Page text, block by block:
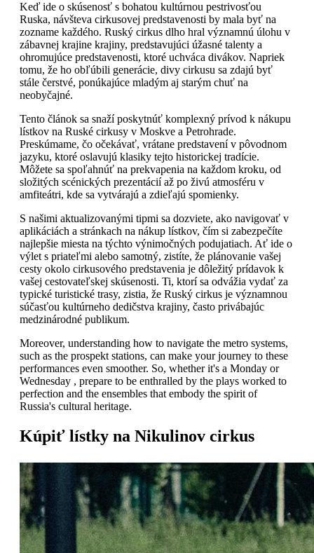
Keď ide o skúsenosť s bohatou kultúrnou pestrivosťou
Ruska, návšteva cirkusovej predstavenosti by mala byť na
zozname každého. Ruský cirkus dlho hral významnú úlohu v
zábavnej krajine krajiny, predstavujúci úžasné talenty a
ohromujúce predstavenosti, ktoré uchváca divákov. Napriek
tomu, že ho obľúbili generácie, divy cirkusu sa zdajú byť
stále čerstvé, ponúkajúce mladým aj starým chuť na
neobyčajné.
Tento článok sa snaží poskytnúť komplexný prívod k nákupu
lístkov na Ruské cirkusy v Moskve a Petrohrade.
Preskúmame, čo očekávať, vrátane predstavení v pôvodnom
jazyku, ktoré oslavujú klasiky tejto historickej tradície.
Môžete sa spoľahnúť na prekvapenia na každom kroku, od
složitých scénických prezentácií až po živú atmosféru v
amfiteátri, kde sa vytvárajú a zdieľajú spomienky.
S našimi aktualizovanými tipmi sa dozviete, ako navigovať v
aplikáciách a stránkach na nákup lístkov, čím si zabezpečíte
najlepšie miesta na týchto výnimočných podujatiach. Ať ide o
výlet s priateľmi alebo samotný, zistíte, že plánovanie vašej
cesty okolo cirkusového predstavenia je dôležitý prídavok k
vašej cestovateľskej skúsenosti. Ti, ktorí sa odvážia vydať za
typické turistické trasy, zistia, že Ruský cirkus je významnou
súčasťou kultúrneho dedičstva krajiny, často privábajúc
medzinárodné publikum.
Moreover, understanding how to navigate the metro systems,
such as the prospekt stations, can make your journey to these
performances even smoother. So, whether it's a Monday or
Wednesday , prepare to be enthralled by the plays worked to
perfection and the ensembles that embody the spirit of
Russia's cultural heritage.
Kúpiť lístky na Nikulinov cirkus